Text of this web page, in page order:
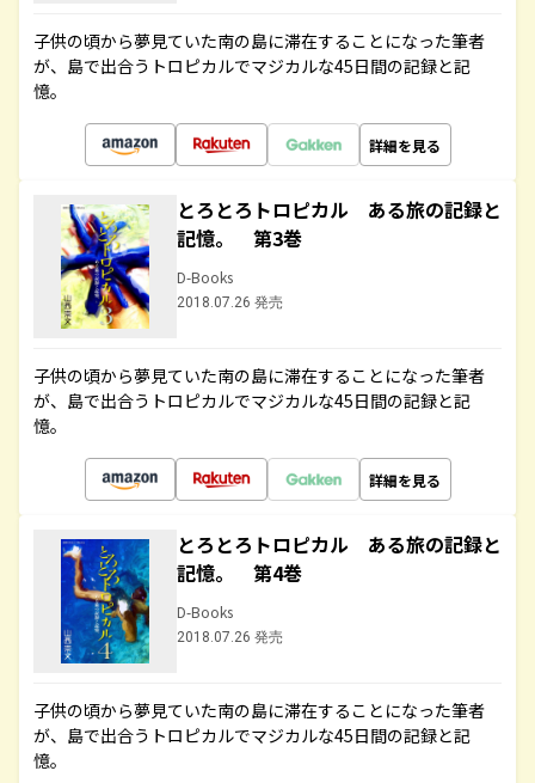
子供の頃から夢見ていた南の島に滞在することになった筆者
が、島で出合うトロピカルでマジカルな45日間の記録と記
憶。
詳細を見る
とろとろトロピカル ある旅の記録と
記憶。 第3巻
D-Books
2018.07.26 発売
子供の頃から夢見ていた南の島に滞在することになった筆者
が、島で出合うトロピカルでマジカルな45日間の記録と記
憶。
詳細を見る
とろとろトロピカル ある旅の記録と
記憶。 第4巻
D-Books
2018.07.26 発売
子供の頃から夢見ていた南の島に滞在することになった筆者
が、島で出合うトロピカルでマジカルな45日間の記録と記
憶。